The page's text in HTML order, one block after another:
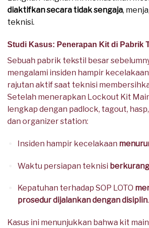
diaktifkan secara tidak sengaja,
teknisi.
Studi Kasus: Penerapan Kit di Pabrik
Sebuah pabrik tekstil besar
mengalami insiden hampir
rajutan aktif saat teknisi
Setelah menerapkan Lockout Kit
lengkap dengan padlock, tagout,
dan organizer station:
Insiden hampir kecelakaan
Waktu persiapan teknisi
Kepatuhan terhadap SOP LOTO
prosedur dijalankan dengan disiplin.
Kasus ini menunjukkan bahwa kit